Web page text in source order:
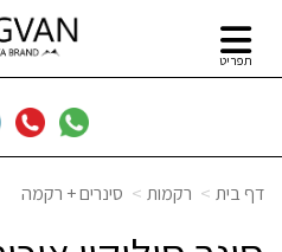
תפריט
דף בית רקמות סינרים + רקמה